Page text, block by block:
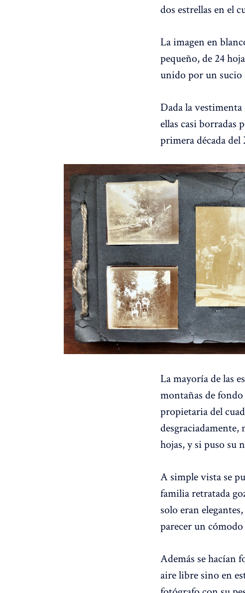
dos estrellas en el
La imagen en
pequeño, de 24
unido por un sucio
Dada la vestimenta
ellas casi borradas
primera década del
La mayoría de las
montañas de
propietaria del
hojas, y si puso su
A simple vista se
familia retratada
solo eran
parecer un
Además se hacían
aire libre sino en